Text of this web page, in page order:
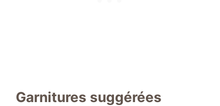
Garnitures suggérées